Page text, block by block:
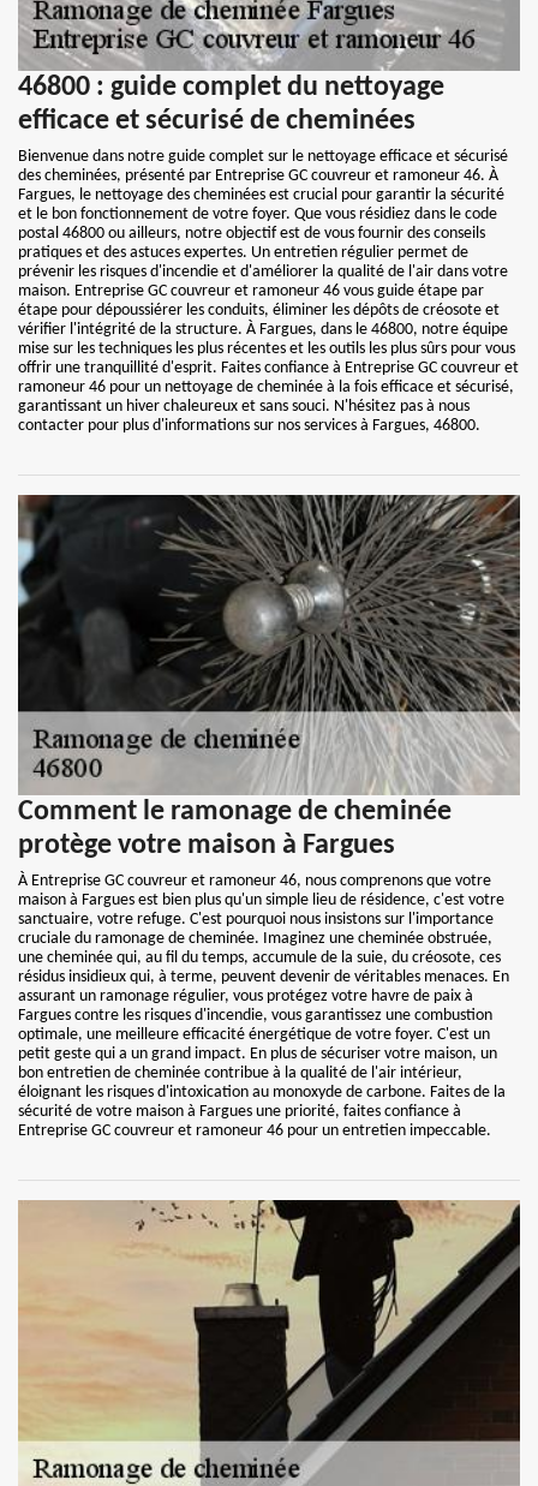
46800 : guide complet du nettoyage
efficace et sécurisé de cheminées
Bienvenue dans notre guide complet sur le nettoyage efficace et sécurisé
des cheminées, présenté par Entreprise GC couvreur et ramoneur 46. À
Fargues, le nettoyage des cheminées est crucial pour garantir la sécurité
et le bon fonctionnement de votre foyer. Que vous résidiez dans le code
postal 46800 ou ailleurs, notre objectif est de vous fournir des conseils
pratiques et des astuces expertes. Un entretien régulier permet de
prévenir les risques d'incendie et d'améliorer la qualité de l'air dans votre
maison. Entreprise GC couvreur et ramoneur 46 vous guide étape par
étape pour dépoussiérer les conduits, éliminer les dépôts de créosote et
vérifier l'intégrité de la structure. À Fargues, dans le 46800, notre équipe
mise sur les techniques les plus récentes et les outils les plus sûrs pour vous
offrir une tranquillité d'esprit. Faites confiance à Entreprise GC couvreur et
ramoneur 46 pour un nettoyage de cheminée à la fois efficace et sécurisé,
garantissant un hiver chaleureux et sans souci. N'hésitez pas à nous
contacter pour plus d'informations sur nos services à Fargues, 46800.
Comment le ramonage de cheminée
protège votre maison à Fargues
À Entreprise GC couvreur et ramoneur 46, nous comprenons que votre
maison à Fargues est bien plus qu'un simple lieu de résidence, c'est votre
sanctuaire, votre refuge. C'est pourquoi nous insistons sur l'importance
cruciale du ramonage de cheminée. Imaginez une cheminée obstruée,
une cheminée qui, au fil du temps, accumule de la suie, du créosote, ces
résidus insidieux qui, à terme, peuvent devenir de véritables menaces. En
assurant un ramonage régulier, vous protégez votre havre de paix à
Fargues contre les risques d'incendie, vous garantissez une combustion
optimale, une meilleure efficacité énergétique de votre foyer. C'est un
petit geste qui a un grand impact. En plus de sécuriser votre maison, un
bon entretien de cheminée contribue à la qualité de l'air intérieur,
éloignant les risques d'intoxication au monoxyde de carbone. Faites de la
sécurité de votre maison à Fargues une priorité, faites confiance à
Entreprise GC couvreur et ramoneur 46 pour un entretien impeccable.